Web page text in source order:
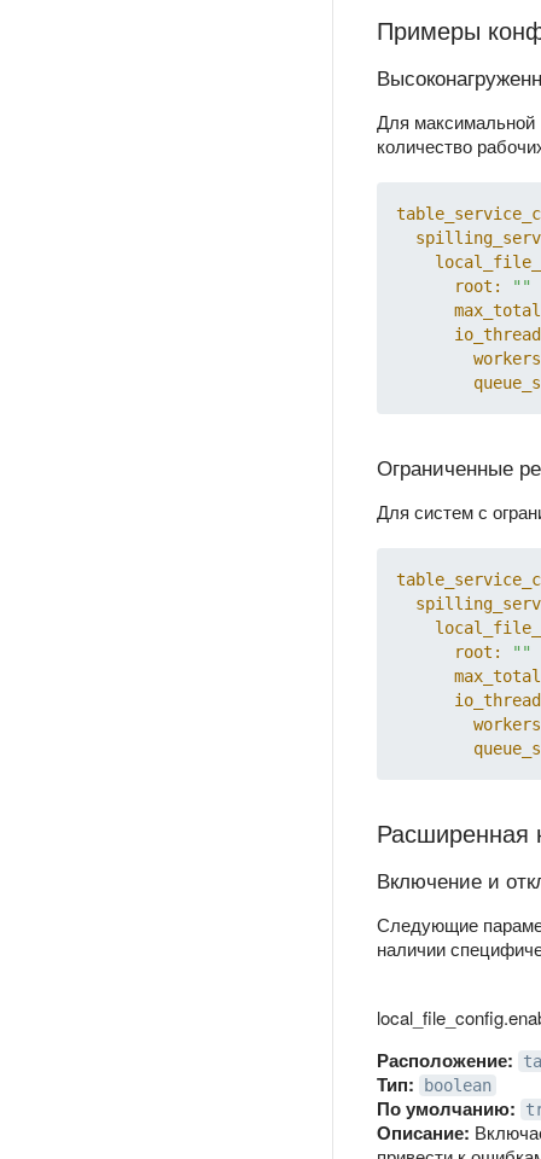
Примеры
Для максимальной
количество
root:
""
Ограниченные
Для систем с
root:
""
Расширенная
Включение и
Следующие
наличии
Расположение:
Тип: boolean
По умолчанию:
Описание: